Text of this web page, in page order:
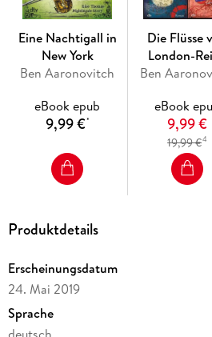
Eine Nachtigall in
New York
Ben Aaronovitch
eBook epub
9,99 €*
Die Flüsse
London-
Ben
eBook
9,99 €
19,99 €4
Produktdetails
Erscheinungsdatum
24. Mai 2019
Sprache